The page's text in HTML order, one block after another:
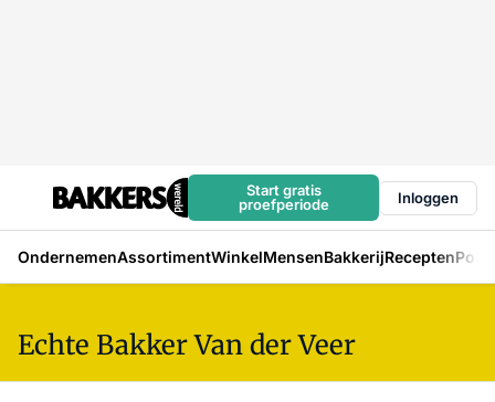
Start gratis
proefperiode
Inloggen
OndernemenAssortimentWinkelMensenBakkerijRecepten
Echte Bakker Van der Veer